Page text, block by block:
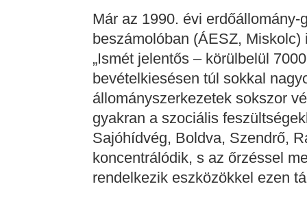
Már az 1990. évi
beszámolóban (ÁESZ, Miskolc)
„Ismét jelentős – körülbelül
bevételkiesésen túl sokkal
állományszerkezetek sokszor
gyakran a szociális
Sajóhídvég, Boldva, Szendrő,
koncentrálódik, s az őrzéssel
rendelkezik eszközökkel ezen